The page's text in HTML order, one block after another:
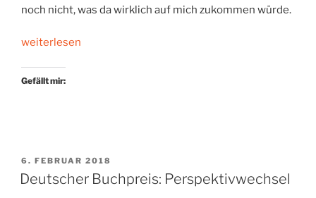
noch nicht, was da wirklich auf mich zukommen würde.
„Abgetaucht
Literaturmeer“
weiterlesen
Gefällt mir:
VERÖFFENTLICHT
AM
6. FEBRUAR 2018
Deutscher Buchpreis: Perspektivwechsel